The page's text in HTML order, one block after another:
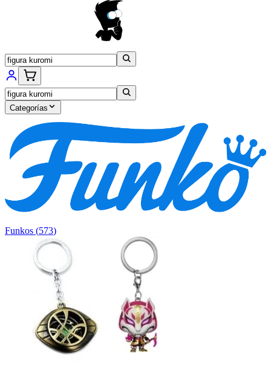
Categorías
Funkos (573)